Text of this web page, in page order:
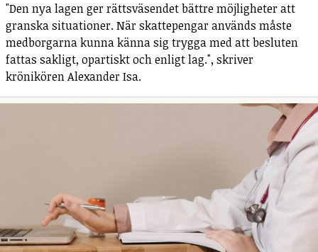
"Den nya lagen ger rättsväsendet bättre möjligheter att
granska situationer. När skattepengar används måste
medborgarna kunna känna sig trygga med att besluten
fattas sakligt, opartiskt och enligt lag.", skriver
krönikören Alexander Isa.